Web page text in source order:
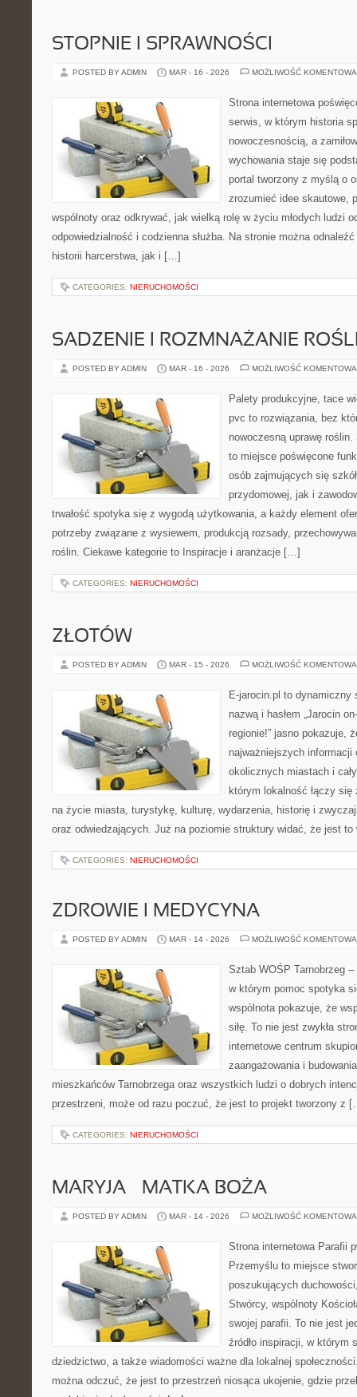
STOPNIE I SPRAWNOŚCI
POSTED BY ADMIN MAR - 16 - 2026 MOŻLIWOŚĆ
Strona internetowa
serwis, w którym historia
nowoczesnością, a
wychowania staje się
portal tworzony z myślą o
zrozumieć idee skautowe,
wspólnoty oraz odkrywać, jak wielką rolę w życiu młodych ludzi
odpowiedzialność i codzienna służba. Na stronie można
historii harcerstwa, jak i […]
CATEGORIES: NIERUCHOMOŚCI
SADZENIE I ROZMNAŻANIE
POSTED BY ADMIN MAR - 16 - 2026 MOŻLIWOŚĆ
Palety produkcyjne, tace
pvc to rozwiązania, bez
nowoczesną uprawę
to miejsce poświęcone
osób zajmujących się
przydomowej, jak i
trwałość spotyka się z wygodą użytkowania, a każdy element
potrzeby związane z wysiewem, produkcją rozsady,
roślin. Ciekawe kategorie to Inspiracje i aranżacje […]
CATEGORIES: NIERUCHOMOŚCI
ZŁOTÓW
POSTED BY ADMIN MAR - 15 - 2026 MOŻLIWOŚĆ
E-jarocin.pl to
nazwą i hasłem „Jarocin
regionie!” jasno pokazuje,
najważniejszych
okolicznych miastach i
którym lokalność łączy
na życie miasta, turystykę, kulturę, wydarzenia, historię i
oraz odwiedzających. Już na poziomie struktury widać, że jest
CATEGORIES: NIERUCHOMOŚCI
ZDROWIE I MEDYCYNA
POSTED BY ADMIN MAR - 14 - 2026 MOŻLIWOŚĆ
Sztab WOŚP Tarnobrzeg
w którym pomoc spotyka
wspólnota pokazuje, że
siłę. To nie jest zwykła
internetowe centrum
zaangażowania i
mieszkańców Tarnobrzega oraz wszystkich ludzi o dobrych
przestrzeni, może od razu poczuć, że jest to projekt tworzony z
CATEGORIES: NIERUCHOMOŚCI
MARYJA – MATKA BOŻA
POSTED BY ADMIN MAR - 14 - 2026 MOŻLIWOŚĆ
Strona internetowa Parafii
Przemyślu to miejsce
poszukujących
Stwórcy, wspólnoty
swojej parafii. To nie jest
źródło inspiracji, w którym
dziedzictwo, a także wiadomości ważne dla lokalnej
można odczuć, że jest to przestrzeń niosąca ukojenie, gdzie